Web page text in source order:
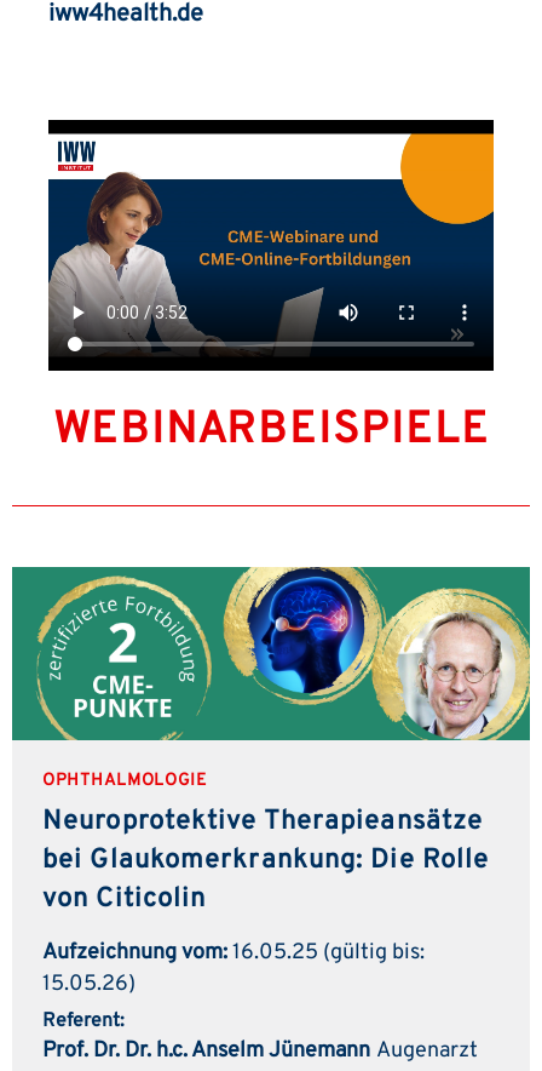
iww4health.de
WEBINARBEISPIELE
OPHTHALMOLOGIE
Neuroprotektive Therapieansätze
bei Glaukomerkrankung: Die Rolle
von Citicolin
Aufzeichnung vom:16.05.25 (gültig bis:
15.05.26)
Referent:
Prof. Dr. Dr. h.c. Anselm Jünemann Augenarzt